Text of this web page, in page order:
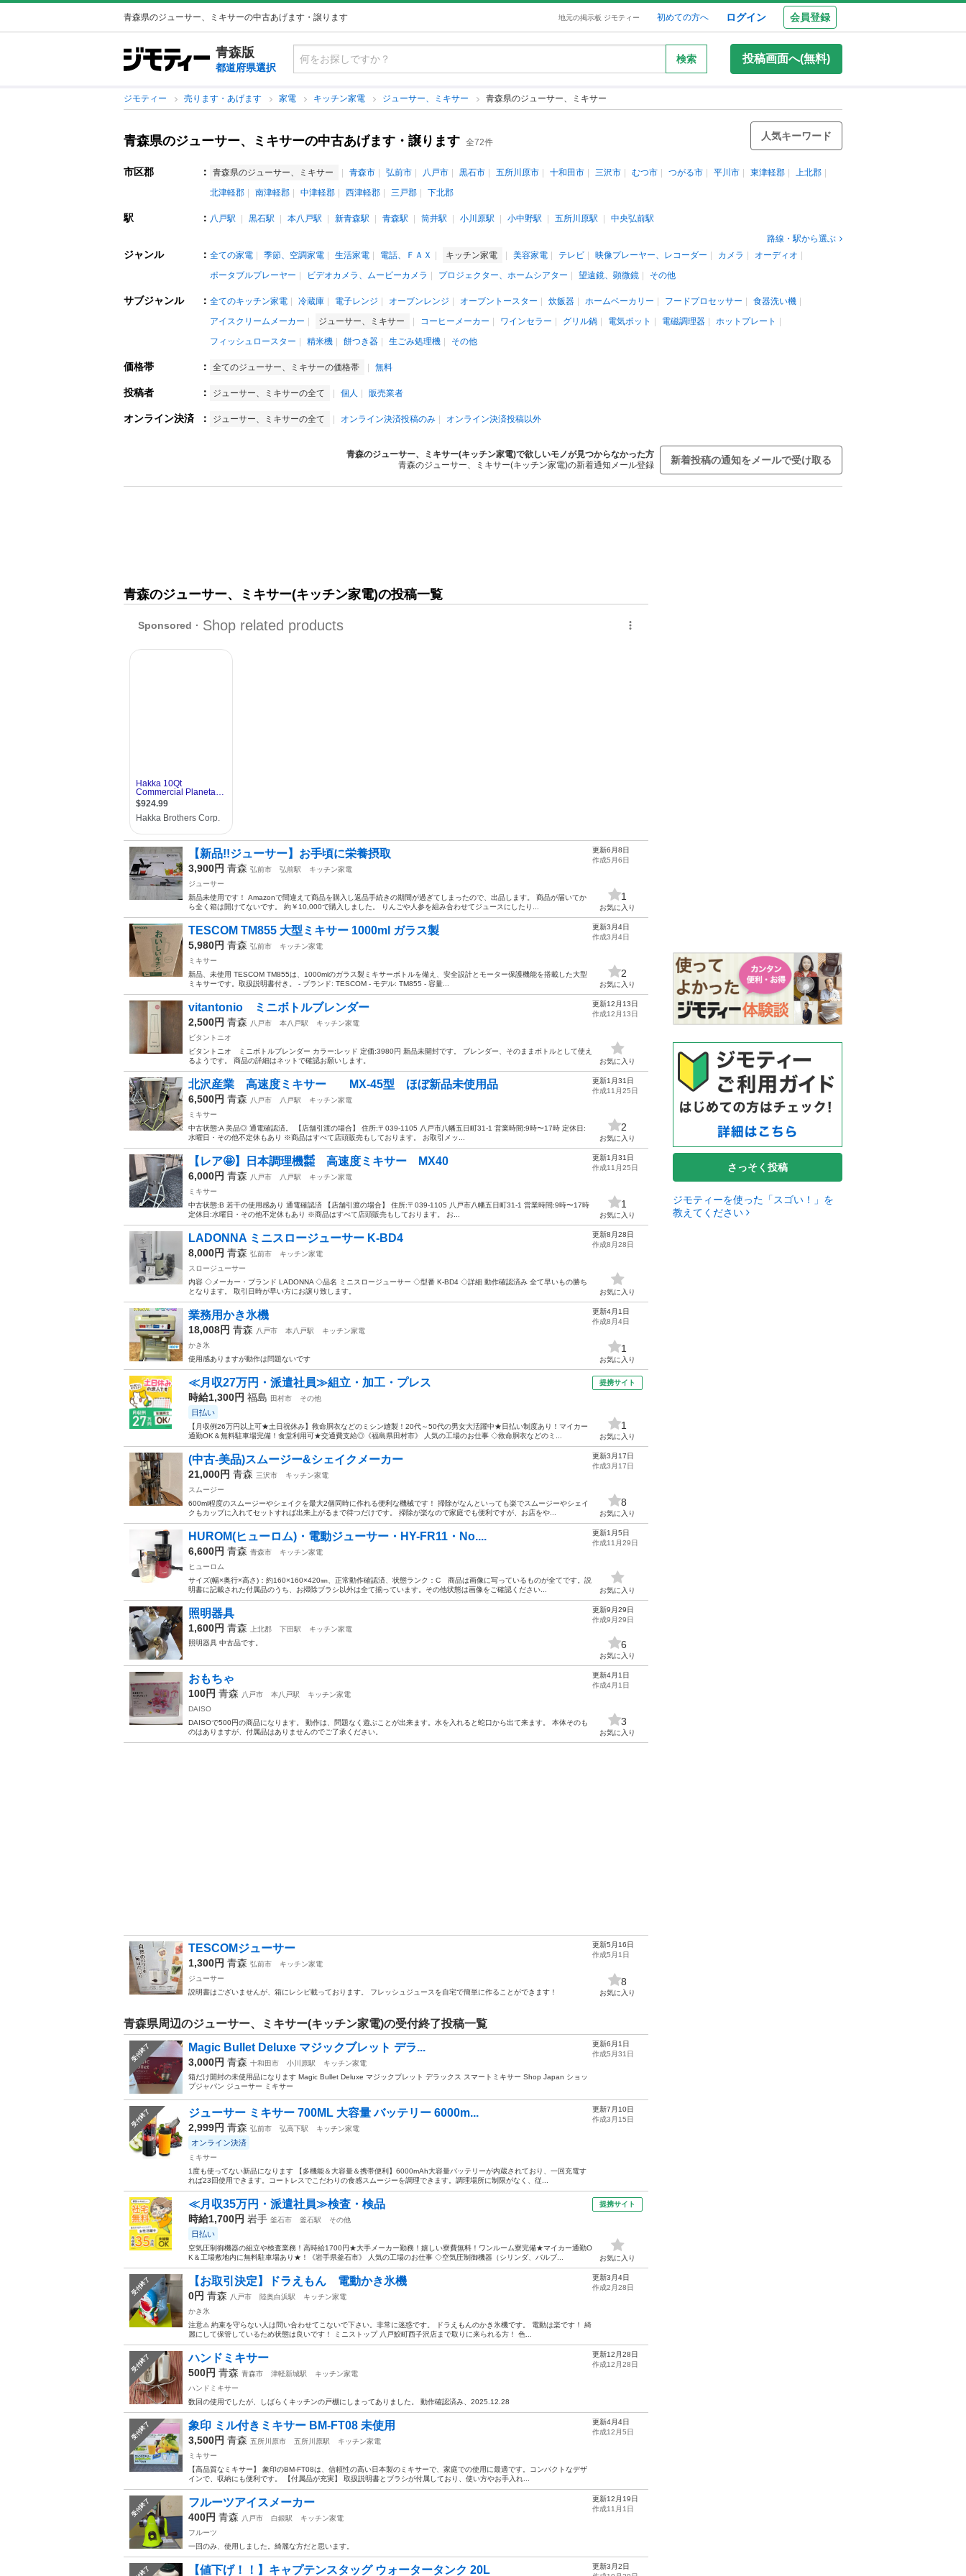
青森県のジューサー、ミキサーの中古あげます・譲ります 地元の掲示板 ジモティー 初めての方へ ログイン 会員登録
青森版
都道府県選択
検索 投稿画面へ(無料)
ジモティー 売ります・あげます 家電 キッチン家電 ジューサー、ミキサー 青森県のジューサー、ミキサー
青森県のジューサー、ミキサーの中古あげます・譲ります 全72件
人気キーワード
市区郡 ： 青森県のジューサー、ミキサー 青森市 弘前市 八戸市 黒石市 五所川原市 十和田市 三沢市 むつ市 つがる市 平川市 東津軽郡
上北郡
北津軽郡
南津軽郡 中津軽郡 西津軽郡 三戸郡 下北郡
駅 ： 八戸駅 黒石駅 本八戸駅 新青森駅 青森駅 筒井駅 小川原駅 小中野駅 五所川原駅
中央弘前駅
路線・駅から選ぶ
ジャンル ： 全ての家電 季節、空調家電 生活家電 電話、ＦＡＸ キッチン家電 美容家電 テレビ 映像プレーヤー、レコーダー カメラ
オーディオ
ポータブルプレーヤー
ビデオカメラ、ムービーカメラ プロジェクター、ホームシアター 望遠鏡、顕微鏡 その他
サブジャンル ： 全てのキッチン家電 冷蔵庫 電子レンジ オーブンレンジ オーブントースター 炊飯器 ホームベーカリー フードプロセッサー
食器洗い機
アイスクリームメーカー
ジューサー、ミキサー コーヒーメーカー ワインセラー グリル鍋 電気ポット 電磁調理器
ホットプレート
フィッシュロースター
精米機 餅つき器 生ごみ処理機 その他
価格帯 ： 全てのジューサー、ミキサーの価格帯 無料
投稿者 ： ジューサー、ミキサーの全て 個人 販売業者
オンライン決済 ： ジューサー、ミキサーの全て オンライン決済投稿のみ オンライン決済投稿以外
青森のジューサー、ミキサー(キッチン家電)で欲しいモノが見つからなかった方
青森のジューサー、ミキサー(キッチン家電)の新着通知メール登録
新着投稿の通知をメールで受け取る
青森のジューサー、ミキサー(キッチン家電)の投稿一覧
【新品!!ジューサー】お手頃に栄養摂取
3,900円 青森 弘前市 弘前駅
キッチン家電
ジューサー
新品未使用です！ Amazonで間違えて商品を購入し返品手続きの期間が過ぎてしまったので、出品します。 商品が届いてか
ら全く箱は開けてないです。 約￥10,000で購入しました。 りんごや人参を組み合わせてジュースにしたり...
更新6月8日
作成5月6日
1
お気に入り
TESCOM TM855 大型ミキサー 1000ml ガラス製
5,980円 青森 弘前市
キッチン家電
ミキサー
新品、未使用 TESCOM TM855は、1000mlのガラス製ミキサーボトルを備え、安全設計とモーター保護機能を搭載した大型
ミキサーです。取扱説明書付き。 - ブランド: TESCOM - モデル: TM855 - 容量...
更新3月4日
作成3月4日
2
お気に入り
vitantonio ミニボトルブレンダー
2,500円 青森 八戸市 本八戸駅
キッチン家電
ビタントニオ
ビタントニオ ミニボトルブレンダー カラー:レッド 定価:3980円 新品未開封です。 ブレンダー、そのままボトルとして使え
るようです。 商品の詳細はネットで確認お願いします。
更新12月13日
作成12月13日
お気に入り
北沢産業 高速度ミキサー MX-45型 ほぼ新品未使用品
6,500円 青森 八戸市 八戸駅
キッチン家電
ミキサー
中古状態:A 美品◎ 通電確認済。 【店舗引渡の場合】 住所:〒039-1105 八戸市八幡五日町31-1 営業時間:9時〜17時 定休日:
水曜日・その他不定休もあり ※商品はすべて店頭販売もしております。 お取引メッ...
更新1月31日
作成11月25日
2
お気に入り
【レア🤩】日本調理機㍿ 高速度ミキサー MX40
6,000円 青森 八戸市 八戸駅
キッチン家電
ミキサー
中古状態:B 若干の使用感あり 通電確認済 【店舗引渡の場合】 住所:〒039-1105 八戸市八幡五日町31-1 営業時間:9時〜17時
定休日:水曜日・その他不定休もあり ※商品はすべて店頭販売もしております。 お...
更新1月31日
作成11月25日
1
お気に入り
LADONNA ミニスロージューサー K-BD4
8,000円 青森 弘前市
キッチン家電
スロージューサー
内容 ◇メーカー・ブランド LADONNA ◇品名 ミニスロージューサー ◇型番 K-BD4 ◇詳細 動作確認済み 全て早いもの勝ち
となります。 取引日時が早い方にお譲り致します。
更新8月28日
作成8月28日
お気に入り
業務用かき氷機
18,008円 青森 八戸市 本八戸駅
キッチン家電
かき氷
使用感ありますが動作は問題ないです
更新4月1日
作成8月4日
1
お気に入り
≪月収27万円・派遣社員≫組立・加工・プレス
時給1,300円 福島 田村市 その他
日払い
【月収例26万円以上可★土日祝休み】救命胴衣などのミシン縫製！20代～50代の男女大活躍中★日払い制度あり！マイカー
通勤OK＆無料駐車場完備！食堂利用可★交通費支給◎《福島県田村市》 人気の工場のお仕事 ◇救命胴衣などのミ...
提携サイト
1
お気に入り
(中古-美品)スムージー&シェイクメーカー
21,000円 青森 三沢市
キッチン家電
スムージー
600ml程度のスムージーやシェイクを最大2個同時に作れる便利な機械です！ 掃除がなんといっても楽でスムージーやシェイ
クもカップに入れてセットすれば出来上がるまで待つだけです。 掃除が楽なので家庭でも便利ですが、お店をや...
更新3月17日
作成3月17日
8
お気に入り
HUROM(ヒューロム)・電動ジューサー・HY-FR11・No....
6,600円 青森 青森市
キッチン家電
ヒューロム
サイズ(幅×奥行×高さ)：約160×160×420㎜、正常動作確認済、状態ランク：C 商品は画像に写っているものが全てです。説
明書に記載された付属品のうち、お掃除ブラシ以外は全て揃っています。その他状態は画像をご確認ください...
更新1月5日
作成11月29日
お気に入り
照明器具
1,600円 青森 上北郡 下田駅
キッチン家電
照明器具 中古品です。
更新9月29日
作成9月29日
6
お気に入り
おもちゃ
100円 青森 八戸市 本八戸駅
キッチン家電
DAISO
DAISOで500円の商品になります。 動作は、問題なく遊ぶことが出来ます。水を入れると蛇口から出て来ます。 本体そのも
のはありますが、付属品はありませんのでご了承ください。
更新4月1日
作成4月1日
3
お気に入り
TESCOMジューサー
1,300円 青森 弘前市
キッチン家電
ジューサー
説明書はございませんが、箱にレシピ載っております。 フレッシュジュースを自宅で簡単に作ることができます！
更新5月16日
作成5月1日
8
お気に入り
青森県周辺のジューサー、ミキサー(キッチン家電)の受付終了投稿一覧
受付終了 Magic Bullet Deluxe マジックブレット デラ...
3,000円 青森 十和田市 小川原駅
キッチン家電
箱だけ開封の未使用品になります Magic Bullet Deluxe マジックブレット デラックス スマートミキサー Shop Japan ショッ
プジャパン ジューサー ミキサー
更新6月1日
作成5月31日
受付終了 ジューサー ミキサー 700ML 大容量 バッテリー 6000m...
2,999円 青森 弘前市 弘高下駅 キッチン家電
オンライン決済
ミキサー
1度も使ってない新品になります 【多機能＆大容量＆携帯便利】6000mAh大容量バッテリーが内蔵されており、一回充電す
れば23回使用できます。コートレスでこだわりの食感スムージーを調理できます。調理場所に制限がなく、従...
更新7月10日
作成3月15日
≪月収35万円・派遣社員≫検査・検品
時給1,700円 岩手 釜石市 釜石駅 その他
日払い
空気圧制御機器の組立や検査業務！高時給1700円★大手メーカー勤務！嬉しい寮費無料！ワンルーム寮完備★マイカー通勤O
K＆工場敷地内に無料駐車場あり★！《岩手県釜石市》 人気の工場のお仕事 ◇空気圧制御機器（シリンダ、バルブ...
提携サイト
お気に入り
受付終了 【お取引決定】ドラえもん 電動かき氷機
0円 青森 八戸市 陸奥白浜駅
キッチン家電
かき氷
注意⚠️ 約束を守らない人は問い合わせてこないで下さい。非常に迷惑です。 ドラえもんのかき氷機です。 電動は楽です！ 綺
麗にして保管しているため状態は良いです！ ミニストップ 八戸鮫町西子沢店まで取りに来られる方！ 色...
更新3月4日
作成2月28日
受付終了 ハンドミキサー
500円 青森 青森市 津軽新城駅
キッチン家電
ハンドミキサー
数回の使用でしたが、しばらくキッチンの戸棚にしまってありました。 動作確認済み、2025.12.28
更新12月28日
作成12月28日
受付終了 象印 ミル付きミキサー BM-FT08 未使用
3,500円 青森 五所川原市 五所川原駅
キッチン家電
ミキサー
【高品質なミキサー】 象印のBM-FT08は、信頼性の高い日本製のミキサーで、家庭での使用に最適です。コンパクトなデザ
インで、収納にも便利です。 【付属品が充実】 取扱説明書とブラシが付属しており、使い方やお手入れ...
更新4月4日
作成12月5日
受付終了 フルーツアイスメーカー
400円 青森 八戸市 白銀駅
キッチン家電
フルーツ
一回のみ、使用しました。綺麗な方だと思います。
更新12月19日
作成11月1日
【値下げ！！】キャプテンスタッグ ウォータータンク 20L
更新3月2日
さっそく投稿
ジモティーを使った「スゴい！」を
教えてください